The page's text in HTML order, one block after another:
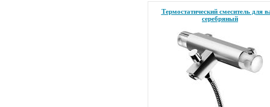
Термостатический смеситель для
серебряный